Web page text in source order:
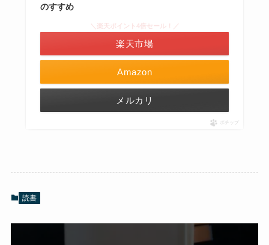
のすすめ
Amazon
＼楽天ポイント4倍セール！／
楽天市場
メルカリ
ポチップ
読書